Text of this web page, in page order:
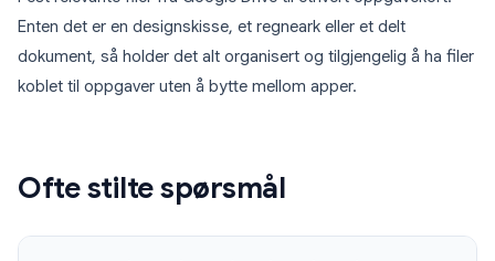
Enten det er en designskisse, et regneark eller et delt
dokument, så holder det alt organisert og tilgjengelig å ha filer
koblet til oppgaver uten å bytte mellom apper.
Ofte stilte spørsmål